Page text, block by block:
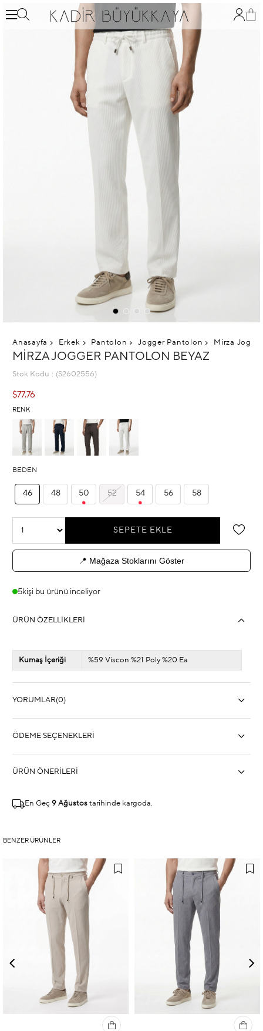
Anasayfa Erkek Pantolon Jogger Pantolon Mirza
MIRZA JOGGER PANTOLON BEYAZ
Stok Kodu (S2602556)
$77.76
RENK
BEDEN
46 48 50 52 54 56 58
📍 Mağaza Stoklarını Göster
5kişi bu ürünü inceliyor
ÜRÜN ÖZELLIKLERI
Kumaş İçeriği %59 Viscon %21 Poly %20 Ea
YORUMLAR(0)
ÖDEME SEÇENEKLERI
ÜRÜN ÖNERILERI
En Geç 9 Ağustos tarihinde kargoda.
BENZER ÜRÜNLER